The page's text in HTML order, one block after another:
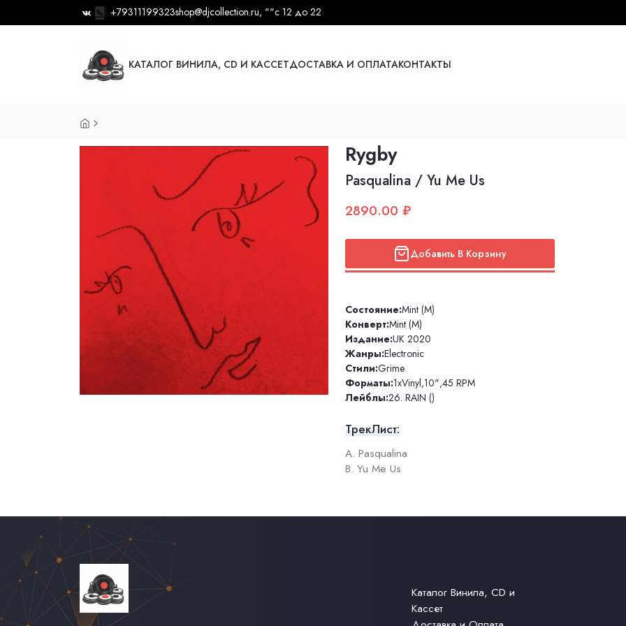
+79311199323shop@djcollection.ru, ""с 12 до 22
КАТАЛОГ ВИНИЛА, CD И КАССЕТДОСТАВКА И ОПЛАТАКОНТАКТЫ
Rygby
Pasqualina / Yu Me Us
2890.00 ₽
Добавить В Корзину
Состояние:Mint (M)
Конверт:Mint (M)
Издание:UK 2020
Жанры:Electronic
Стили:Grime
Форматы:1xVinyl,10",45 RPM
Лейблы:26. RAIN ()
ТрекЛист:
A. Pasqualina
B. Yu Me Us
Каталог Винила, CD и
Кассет